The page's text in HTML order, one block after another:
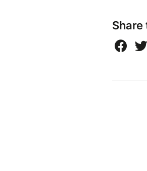
Share